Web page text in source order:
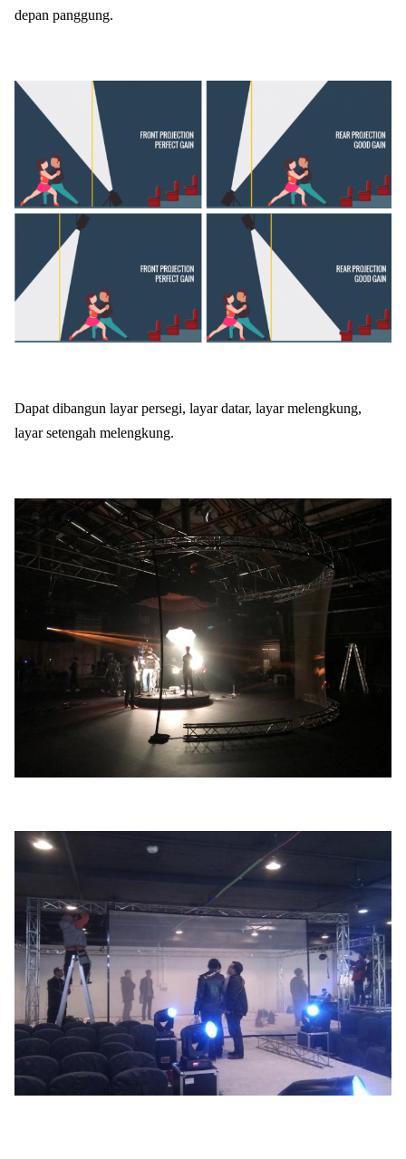
depan panggung.
Dapat dibangun layar persegi, layar datar, layar melengkung,
layar setengah melengkung.